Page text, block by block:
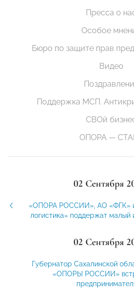
Пресса о
Особое
Бюро по защите прав
Видео
Поддержка МСП.
СВОй
ОПОРА —
02 Сентября
«ОПОРА РОССИИ», АО «ФГК»
логистика» поддержат малый
02 Сентября
Губернатор Сахалинской
«ОПОРЫ РОССИИ»